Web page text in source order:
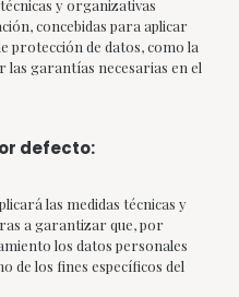
y organizativas
concebidas para aplicar
protección de datos, como la
garantías necesarias en el
defecto:
las medidas técnicas y
a garantizar que, por
los datos personales
de los fines específicos del